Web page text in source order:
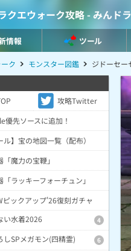
クエウォーク攻略 - みんドラ
情報 ツール
ク モンスター図鑑 ジドーセー
攻略Twitter
優先ソースに追加！
ル】宝の地図一覧（配布）
「魔力の宝鞭」
「ラッキーフォーチュン」
ピックアップ'26復刻ガチャ
い水着2026
4
しSPメガモン(四精霊) 6